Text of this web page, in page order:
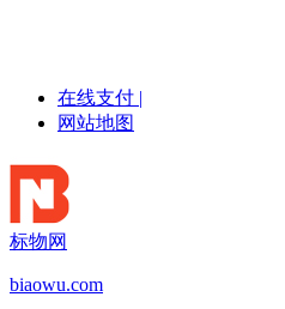
在线支付 |
网站地图
标物网
biaowu.com